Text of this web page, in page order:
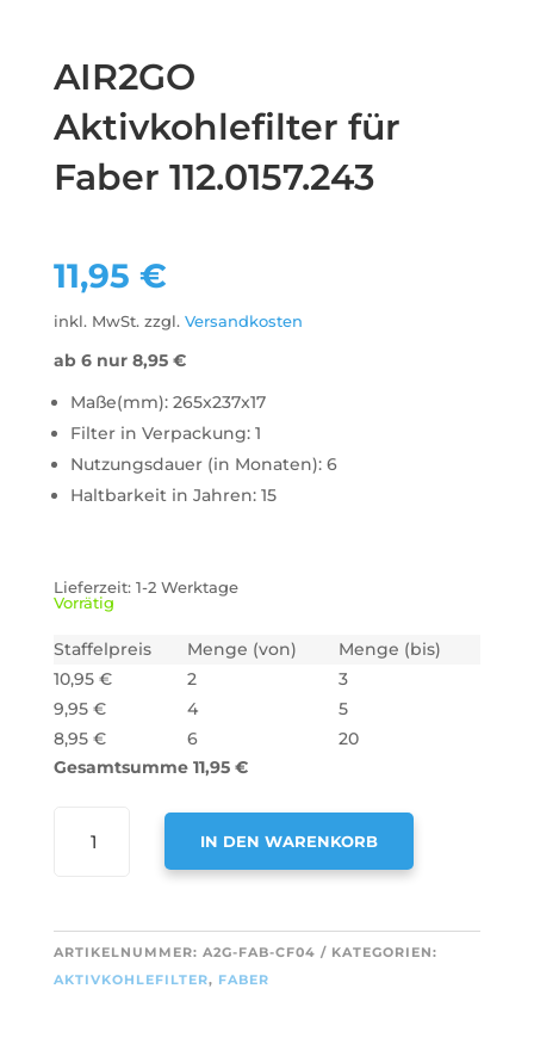
AIR2GO
Aktivkohlefilter für
Faber 112.0157.243
11,95 €
inkl. MwSt. zzgl. Versandkosten
ab 6 nur 8,95 €
Maße(mm): 265x237x17
Filter in Verpackung: 1
Nutzungsdauer (in Monaten): 6
Haltbarkeit in Jahren: 15
Lieferzeit: 1-2 Werktage
Vorrätig
Staffelpreis Menge (von)
Menge (bis)
10,95 € 2
3
9,95 € 4
5
8,95 € 6
20
Gesamtsumme 11,95 €
AKTIVKOHLEFILTER
112.0157.243
MENGE
IN DEN WARENKORB
T
E
ARTIKELNUMMER: A2G-FAB-CF04
KATEGORIEN:
AKTIVKOHLEFILTER, FABER